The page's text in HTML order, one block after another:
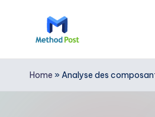
M
e
Home » Analyse des